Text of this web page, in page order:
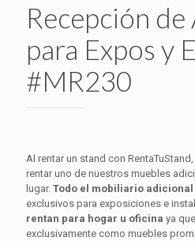
Recepción
para Expos y
#MR230
Al rentar un stand con
rentar uno de nuestros muebles
lugar. Todo el mobiliario
exclusivos para exposiciones e
rentan para hogar u oficina ya
exclusivamente como muebles